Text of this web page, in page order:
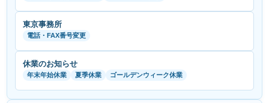
東京事務所
電話・FAX番号変更
休業のお知らせ
年末年始休業 夏季休業 ゴールデンウィーク休業